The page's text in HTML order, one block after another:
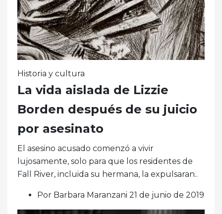
Historia y cultura
La vida aislada de Lizzie
Borden después de su juicio
por asesinato
El asesino acusado comenzó a vivir
lujosamente, solo para que los residentes de
Fall River, incluida su hermana, la expulsaran..
Por Barbara Maranzani 21 de junio de 2019